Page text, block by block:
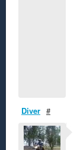
Diver #